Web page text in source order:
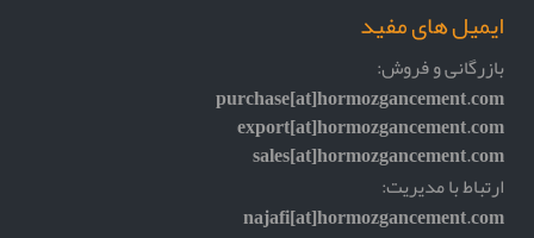
ایمیل های مفید
بازرگانی و فروش:
purchase[at]hormozgancement.com
export[at]hormozgancement.com
sales[at]hormozgancement.com
ارتباط با مدیریت:
najafi[at]hormozgancement.com